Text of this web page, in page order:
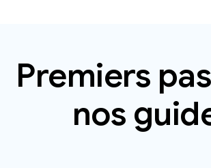
Premiers
nos